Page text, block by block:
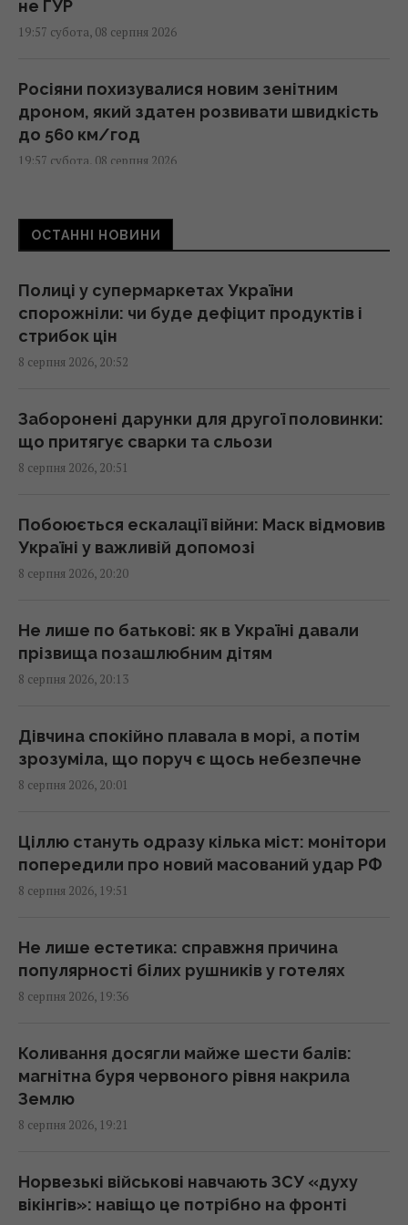
не ГУР
19:57 субота, 08 серпня 2026
Росіяни похизувалися новим зенітним
дроном, який здатен розвивати швидкість
до 560 км/год
19:57 субота, 08 серпня 2026
Люди, які народилися в ці місяці,
найуспішніші
В ЄС запропонували нову схему конфіскації
заморожених активів РФ, - FAZ
19:19 субота, 08 серпня 2026
Маск не дозволив Україні використовувати
Starlink для ударів по Росії, - The Atlantic
19:19 субота, 08 серпня 2026
Туреччина закрила Чорне море для суден,
що прямували до Росії та України, -
Bloomberg
Песимізм повернувся в Україну: аналітик
застеріг від помилкового погляду на війну
Складено рейтинг найкращих вживаних
відеокарт для купівлі у 2026 році
"Молимося, коли веземо пацієнта": медики
розповіли BBC про полювання російських
18:35 субота, 08 серпня 2026
У Болгарії неподалік від великого
18:34 субота, 08 серпня 2026
Що станеться, якщо найсекретніший літак
США впаде у ворога: план на найгірший
18:21 субота, 08 серпня 2026
ОСТАННІ НОВИНИ
Полиці у супермаркетах України
спорожніли: чи буде дефіцит продуктів і
стрибок цін
8 серпня 2026, 20:52
Заборонені дарунки для другої половинки:
що притягує сварки та сльози
8 серпня 2026, 20:51
Побоюється ескалації війни: Маск відмовив
Україні у важливій допомозі
8 серпня 2026, 20:20
Не лише по батькові: як в Україні давали
прізвища позашлюбним дітям
8 серпня 2026, 20:13
Дівчина спокійно плавала в морі, а потім
зрозуміла, що поруч є щось небезпечне
8 серпня 2026, 20:01
Ціллю стануть одразу кілька міст: монітори
попередили про новий масований удар РФ
8 серпня 2026, 19:51
Не лише естетика: справжня причина
популярності білих рушників у готелях
8 серпня 2026, 19:36
Коливання досягли майже шести балів:
магнітна буря червоного рівня накрила
Землю
8 серпня 2026, 19:21
Норвезькі військові навчають ЗСУ «духу
вікінгів»: навіщо це потрібно на фронті